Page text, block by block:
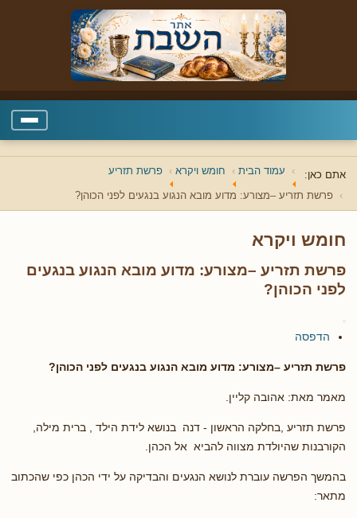
אתם כאן: עמוד הבית חומש ויקרא פרשת תזריע
פרשת תזריע –מצורע: מדוע מובא הנגוע בנגעים לפני הכוהן?
חומש ויקרא
פרשת תזריע –מצורע: מדוע מובא הנגוע בנגעים
לפני הכוהן?
הדפסה
פרשת תזריע –מצורע: מדוע מובא הנגוע בנגעים לפני הכוהן?
מאמר מאת: אהובה קליין.
פרשת תזריע ,בחלקה הראשון - דנה בנושא לידת הילד , ברית מילה,
הקורבנות שהיולדת מצווה להביא אל הכהן.
בהמשך הפרשה עוברת לנושא הנגעים והבדיקה על ידי הכהן כפי שהכתוב
מתאר: